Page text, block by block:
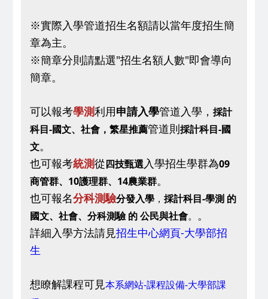
※實際入學管道招生名額請以當年度招生簡
章為主。
※簡章分則請點選"招生名額人數"即會導向
簡章。
可以報考學測利用申請入學管道入學，採計
科目-國文、社會，繁星推薦管道則採計科目-國
文。
也可報考統測從四技甄選入學招生學群為09
商管群、10護理群、14農業群。
也可報名分科測驗分發入學 ，採計科目-學測 的
國文、社會、分科測驗 的 公民與社會。 。
詳細入學方法請見招生中心網頁-大學部招
生
想瞭解課程可見本系網站-課程設備-大學部課